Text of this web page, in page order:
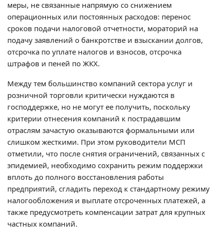
меры, не связанные напрямую со снижением
операционных или постоянных расходов: перенос
сроков подачи налоговой отчетности, мораторий на
подачу заявлений о банкротстве и взыскании долгов,
отсрочка по уплате налогов и взносов, отсрочка
штрафов и пеней по ЖКХ.
Между тем большинство компаний сектора услуг и
розничной торговли критически нуждаются в
господдержке, но не могут ее получить, поскольку
критерии отнесения компаний к пострадавшим
отраслям зачастую оказываются формальными или
слишком жесткими. При этом руководители МСП
отметили, что после снятия ограничений, связанных с
эпидемией, необходимо сохранить режим поддержки
вплоть до полного восстановления работы
предприятий, сгладить переход к стандартному режиму
налогообложения и выплате отсроченных платежей, а
также предусмотреть компенсации затрат для крупных
частных компаний.